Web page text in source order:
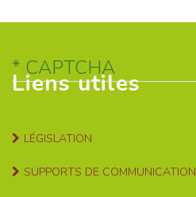
Liens utiles
LÉGISLATION
SUPPORTS DE COMMUNICATION
CAPTCHA